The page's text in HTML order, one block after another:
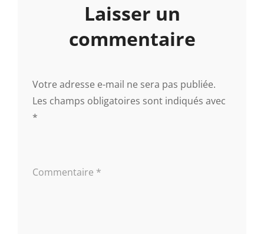
Laisser un
commentaire
Votre adresse e-mail ne sera pas publiée.
Les champs obligatoires sont indiqués avec
*
Commentaire *